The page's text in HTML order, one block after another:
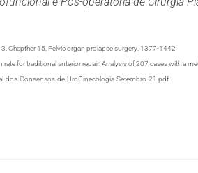
Chapther 15, Pelvic organ prolapse surgery; 1377-1442
rate for traditional anterior repair: Analysis of 207 cases with
Consensos-de-UroGinecologia-Setembro-21.pdf